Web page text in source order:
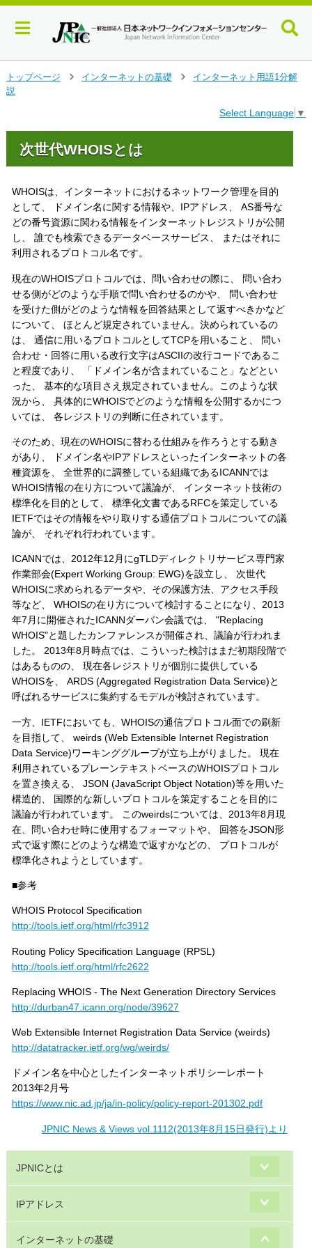
イ
ン
トップページ
インターネットの基礎
インターネット用語1分解
説
Select Language ▼
次世代WHOISとは
WHOISは、インターネットにおけるネットワーク管理を目的
として、 ドメイン名に関する情報や、IPアドレス、 AS番号な
どの番号資源に関わる情報をインターネットレジストリが公開
し、 誰でも検索できるデータベースサービス、 またはそれに
利用されるプロトコル名です。
現在のWHOISプロトコルでは、問い合わせの際に、 問い合わ
せる側がどのような手順で問い合わせるのかや、 問い合わせ
を受けた側がどのような情報を回答結果として返すべきかなど
について、 ほとんど規定されていません。決められているの
は、 通信に用いるプロトコルとしてTCPを用いること、 問い
合わせ・回答に用いる改行文字はASCIIの改行コードであるこ
と程度であり、 「ドメイン名が含まれていること」などとい
った、 基本的な項目さえ規定されていません。このような状
況から、 具体的にWHOISでどのような情報を公開するかにつ
いては、 各レジストリの判断に任されています。
そのため、現在のWHOISに替わる仕組みを作ろうとする動き
があり、 ドメイン名やIPアドレスといったインターネットの各
種資源を、 全世界的に調整している組織であるICANNでは
WHOIS情報の在り方について議論が、 インターネット技術の
標準化を目的として、 標準化文書であるRFCを策定している
IETFではその情報をやり取りする通信プロトコルについての議
論が、 それぞれ行われています。
ICANNでは、2012年12月にgTLDディレクトリサービス専門家
作業部会(Expert Working Group: EWG)を設立し、 次世代
WHOISに求められるデータや、その保護方法、アクセス手段
等など、 WHOISの在り方について検討することになり、2013
年7月に開催されたICANNダーバン会議では、 "Replacing
WHOIS"と題したカンファレンスが開催され、議論が行われま
した。 2013年8月時点では、こういった検討はまだ初期段階で
はあるものの、 現在各レジストリが個別に提供している
WHOISを、 ARDS (Aggregated Registration Data Service)と
呼ばれるサービスに集約するモデルが検討されています。
一方、IETFにおいても、WHOISの通信プロトコル面での刷新
を目指して、 weirds (Web Extensible Internet Registration
Data Service)ワーキンググループが立ち上がりました。 現在
利用されているプレーンテキストベースのWHOISプロトコル
を置き換える、 JSON (JavaScript Object Notation)等を用いた
構造的、 国際的な新しいプロトコルを策定することを目的に
議論が行われています。 このweirdsについては、2013年8月現
在、問い合わせ時に使用するフォーマットや、 回答をJSON形
式で返す際にどのような構造で返すかなどの、 プロトコルが
標準化されようとしています。
■参考
WHOIS Protocol Specification
http://tools.ietf.org/html/rfc3912
Routing Policy Specification Language (RPSL)
http://tools.ietf.org/html/rfc2622
Replacing WHOIS - The Next Generation Directory Services
http://durban47.icann.org/node/39627
Web Extensible Internet Registration Data Service (weirds)
http://datatracker.ietf.org/wg/weirds/
ドメイン名を中心としたインターネットポリシーレポート
2013年2月号
https://www.nic.ad.jp/ja/in-policy/policy-report-201302.pdf
JPNIC News & Views vol.1112(2013年8月15日発行)より
JPNICとは
IPアドレス
インターネットの基礎